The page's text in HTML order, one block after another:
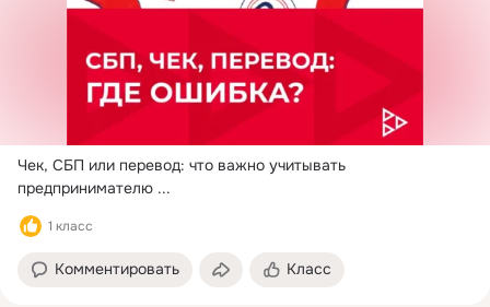
Чек, СБП или перевод: что важно учитывать
предпринимателю ...
1 класс
Комментировать Класс